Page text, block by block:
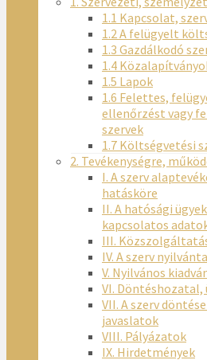
1.1 Kapcsolat,
1.2 A felügyelt
1.3 Gazdálkodó
1.4
1.5 Lapok
1.6 Felettes,
ellenőrzést vagy
szervek
1.7 Költségvetési
2. Tevékenységre,
I. A szerv
hatásköre
II. A hatósági
kapcsolatos
III.
IV. A szerv
V. Nyilvános
VI. Döntéshozatal,
VII. A szerv
javaslatok
VIII. Pályázatok
IX. Hirdetmények